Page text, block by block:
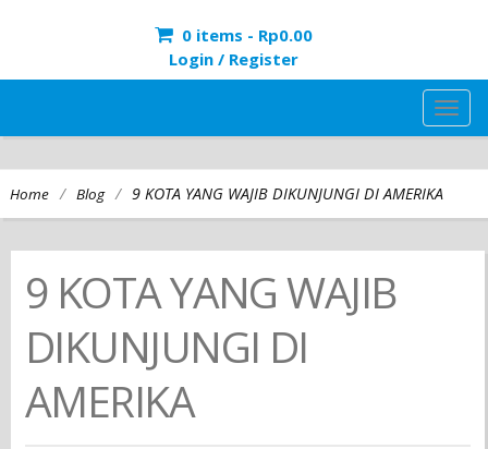
0 items - Rp0.00
Login / Register
Home / Blog / 9 KOTA YANG WAJIB DIKUNJUNGI DI AMERIKA
9 KOTA YANG WAJIB
DIKUNJUNGI DI
AMERIKA